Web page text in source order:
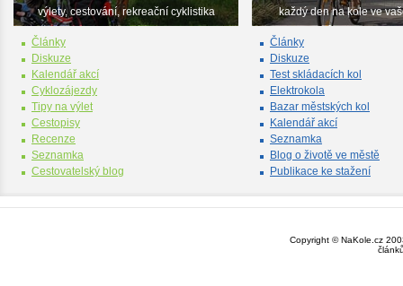
výlety, cestování, rekreační cyklistika
Články
Diskuze
Kalendář akcí
Cyklozájezdy
Tipy na výlet
Cestopisy
Recenze
Seznamka
Cestovatelský blog
každý den na kole ve
Články
Diskuze
Test skládacích kol
Elektrokola
Bazar městských kol
Kalendář akcí
Seznamka
Blog o životě ve městě
Publikace ke stažení
Copyright © NaKole.cz